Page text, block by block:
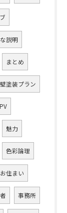
説明
まとめ
塗装プラン
PV
魅力
色彩論理
お住まい
事務所